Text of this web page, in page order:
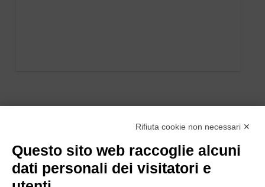
Rifiuta cookie non necessari ✕
Questo sito web raccoglie alcuni
dati personali dei visitatori e